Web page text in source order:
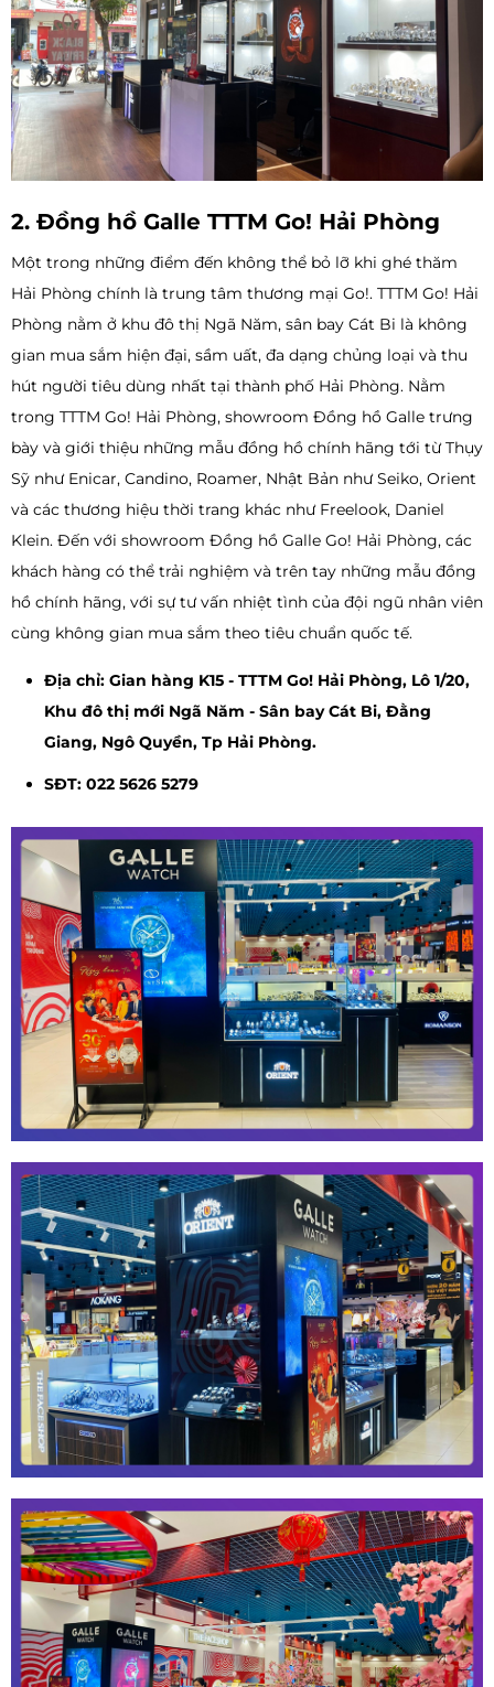
2. Đồng hồ Galle TTTM Go! Hải Phòng
Một trong những điểm đến không thể bỏ lỡ khi ghé thăm
Hải Phòng chính là trung tâm thương mại Go!. TTTM Go! Hải
Phòng nằm ở khu đô thị Ngã Năm, sân bay Cát Bi là không
gian mua sắm hiện đại, sầm uất, đa dạng chủng loại và thu
hút người tiêu dùng nhất tại thành phố Hải Phòng. Nằm
trong TTTM Go! Hải Phòng, showroom Đồng hồ Galle trưng
bày và giới thiệu những mẫu đồng hồ chính hãng tới từ Thụy
Sỹ như Enicar, Candino, Roamer, Nhật Bản như Seiko, Orient
và các thương hiệu thời trang khác như Freelook, Daniel
Klein. Đến với showroom Đồng hồ Galle Go! Hải Phòng, các
khách hàng có thể trải nghiệm và trên tay những mẫu đồng
hồ chính hãng, với sự tư vấn nhiệt tình của đội ngũ nhân viên
cùng không gian mua sắm theo tiêu chuẩn quốc tế.
Địa chỉ: Gian hàng K15 - TTTM Go! Hải Phòng, Lô 1/20,
Khu đô thị mới Ngã Năm - Sân bay Cát Bi, Đằng
Giang, Ngô Quyền, Tp Hải Phòng.
SĐT: 022 5626 5279